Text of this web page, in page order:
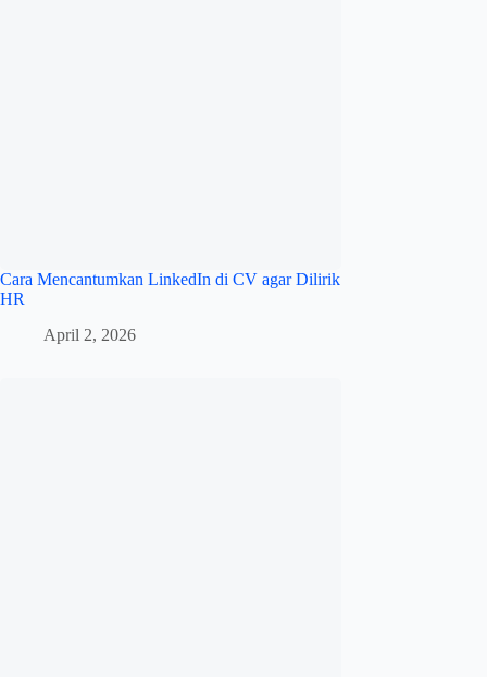
Cara Mencantumkan LinkedIn di CV agar Dilirik
HR
April 2, 2026